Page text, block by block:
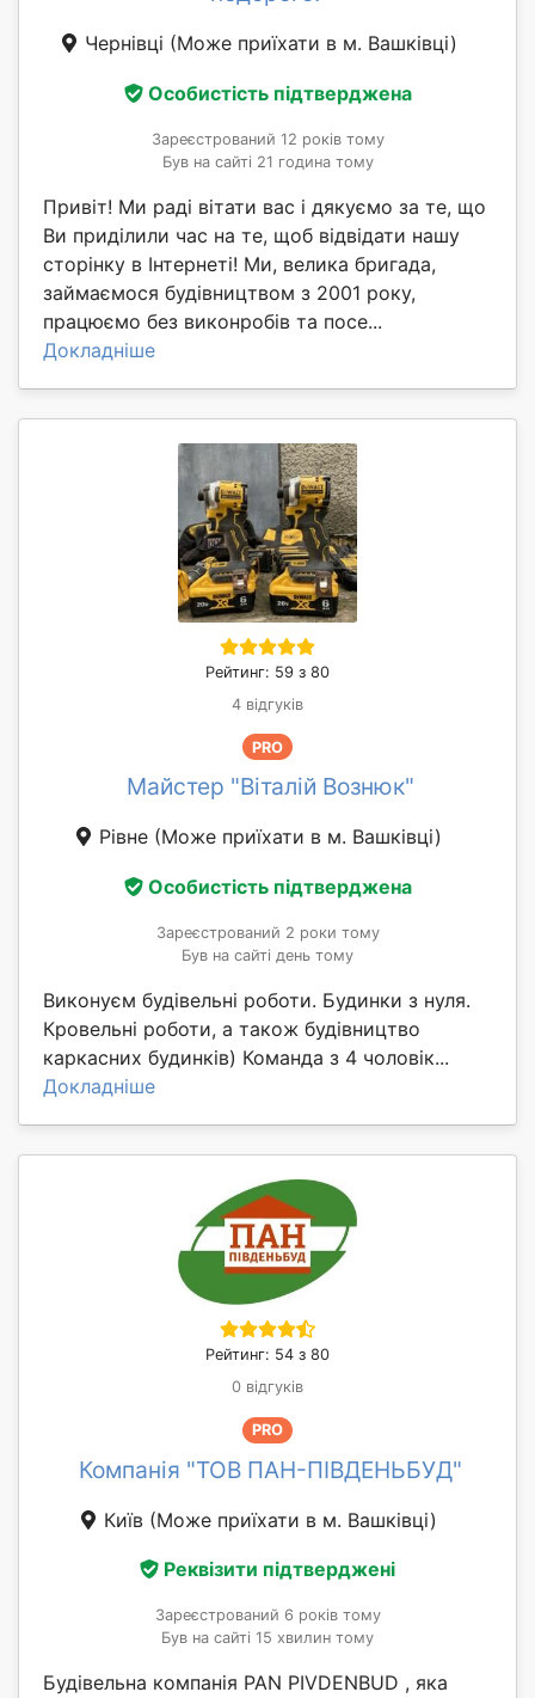
Чернівці (Може приїхати в м. Вашківці)
Особистість підтверджена
Зареєстрований 12 років тому
Був на сайті 21 година тому
Привіт! Ми раді вітати вас і дякуємо за те, що
Ви приділили час на те, щоб відвідати нашу
сторінку в Інтернеті! Ми, велика бригада,
займаємося будівництвом з 2001 року,
працюємо без виконробів та посе...
Докладніше
Рейтинг: 59 з 80
4 відгуків
PRO
Майстер "Віталій Вознюк"
Рівне (Може приїхати в м. Вашківці)
Особистість підтверджена
Зареєстрований 2 роки тому
Був на сайті день тому
Виконуєм будівельні роботи. Будинки з нуля.
Кровельні роботи, а також будівництво
каркасних будинків) Команда з 4 чоловік...
Докладніше
Рейтинг: 54 з 80
0 відгуків
PRO
Компанія "ТОВ ПАН-ПІВДЕНЬБУД"
Київ (Може приїхати в м. Вашківці)
Реквізити підтверджені
Зареєстрований 6 років тому
Був на сайті 15 хвилин тому
Будівельна компанія PAN PIVDENBUD , яка